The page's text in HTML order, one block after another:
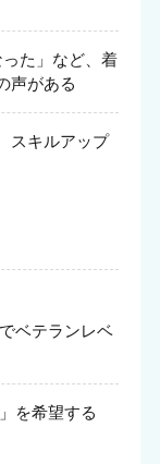
った」など、着
声がある
スキルアップ
ベテランレベ
を希望する